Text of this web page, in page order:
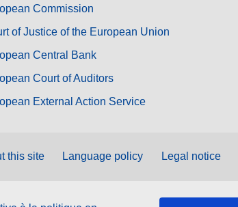
Commission
of Justice of the European Union
Central Bank
Court of Auditors
External Action Service
this site Language policy Legal notice